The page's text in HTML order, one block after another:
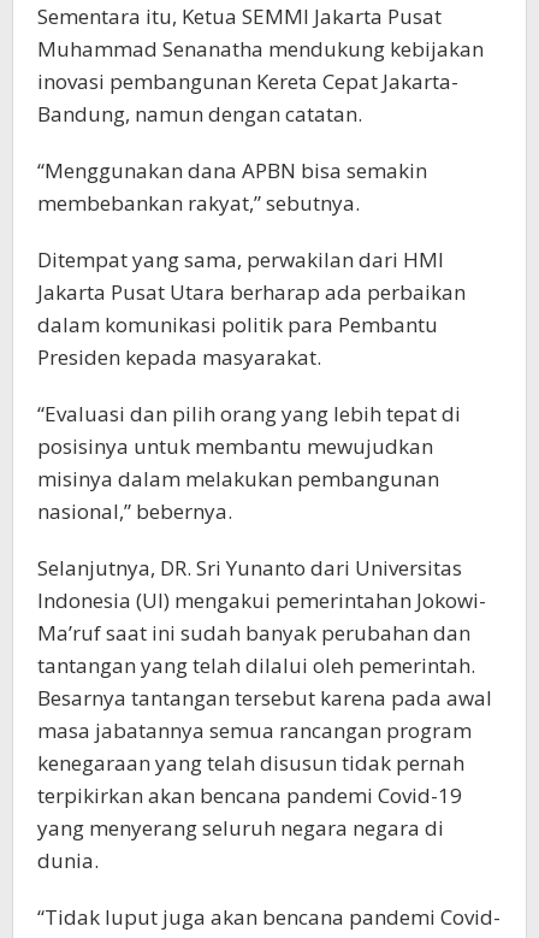
Sementara itu, Ketua SEMMI Jakarta Pusat
Muhammad Senanatha mendukung kebijakan
inovasi pembangunan Kereta Cepat Jakarta-
Bandung, namun dengan catatan.
“Menggunakan dana APBN bisa semakin
membebankan rakyat,” sebutnya.
Ditempat yang sama, perwakilan dari HMI
Jakarta Pusat Utara berharap ada perbaikan
dalam komunikasi politik para Pembantu
Presiden kepada masyarakat.
“Evaluasi dan pilih orang yang lebih tepat di
posisinya untuk membantu mewujudkan
misinya dalam melakukan pembangunan
nasional,” bebernya.
Selanjutnya, DR. Sri Yunanto dari Universitas
Indonesia (UI) mengakui pemerintahan Jokowi-
Ma’ruf saat ini sudah banyak perubahan dan
tantangan yang telah dilalui oleh pemerintah.
Besarnya tantangan tersebut karena pada awal
masa jabatannya semua rancangan program
kenegaraan yang telah disusun tidak pernah
terpikirkan akan bencana pandemi Covid-19
yang menyerang seluruh negara negara di
dunia.
“Tidak luput juga akan bencana pandemi Covid-